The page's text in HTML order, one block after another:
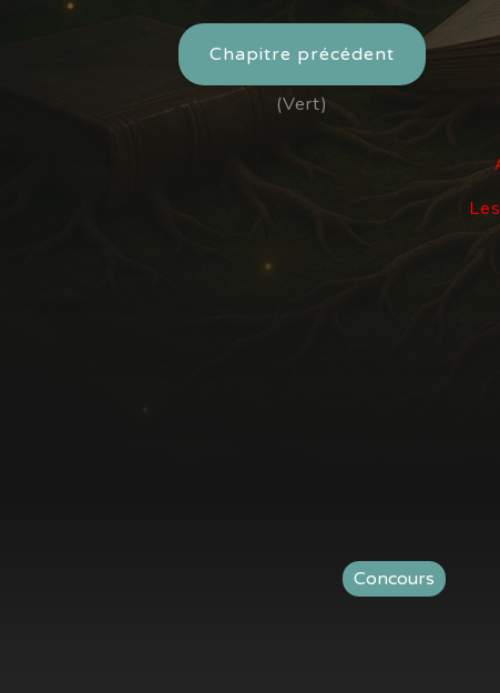
Chapitre précédent
(Vert)
Concours